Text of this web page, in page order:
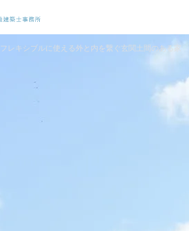
フレキシブルに使える外と内を繋ぐ玄関土間のある家